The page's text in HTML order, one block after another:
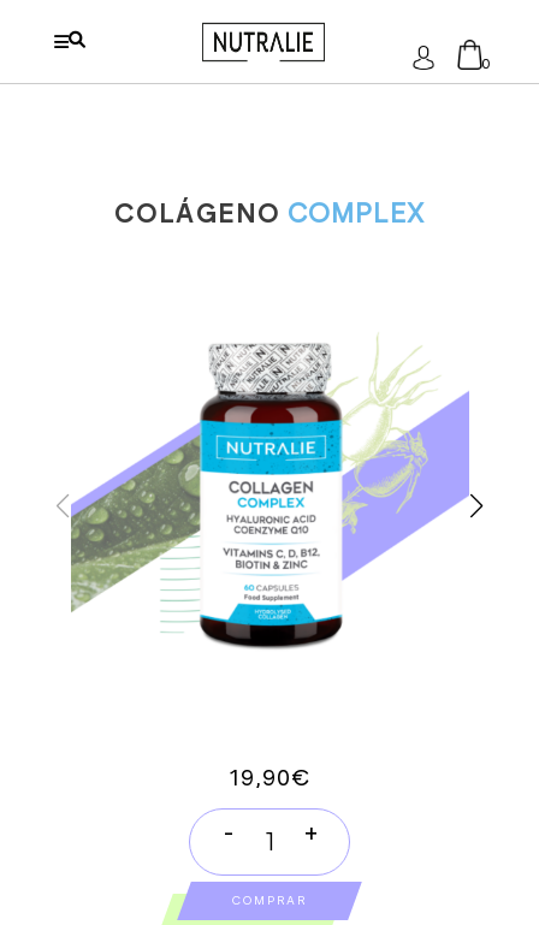
Acceder0
COLÁGENO COMPLEX
19,90€
Colágeno
Complex
quantity
- +
COMPRAR